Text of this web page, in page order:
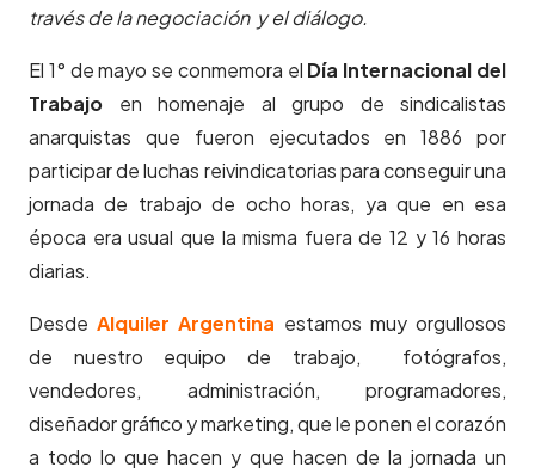
través de la negociación y el diálogo.
El 1° de mayo se conmemora el Día Internacional del
Trabajo en homenaje al grupo de sindicalistas
anarquistas que fueron ejecutados en 1886 por
participar de luchas reivindicatorias para conseguir una
jornada de trabajo de ocho horas, ya que en esa
época era usual que la misma fuera de 12 y 16 horas
diarias.
DesdeAlquiler Argentina estamos muy orgullosos
de nuestro equipo de trabajo, fotógrafos,
vendedores, administración, programadores,
diseñador gráfico y marketing, que le ponen el corazón
a todo lo que hacen y que hacen de la jornada un